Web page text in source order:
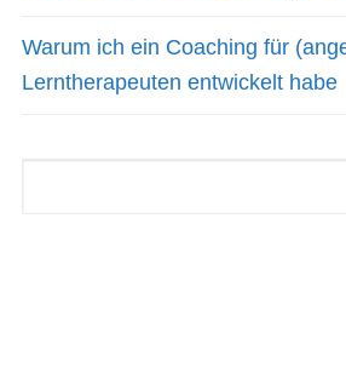
Warum ich ein Coaching für
Lerntherapeuten entwickelt habe